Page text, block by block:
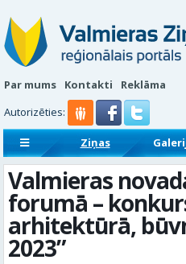
Par mums Kontakti
Reklāma
Autorizēties:
Ziņas
Sludinājumi
Valmieras
forumā –
arhitektūrā,
2023”